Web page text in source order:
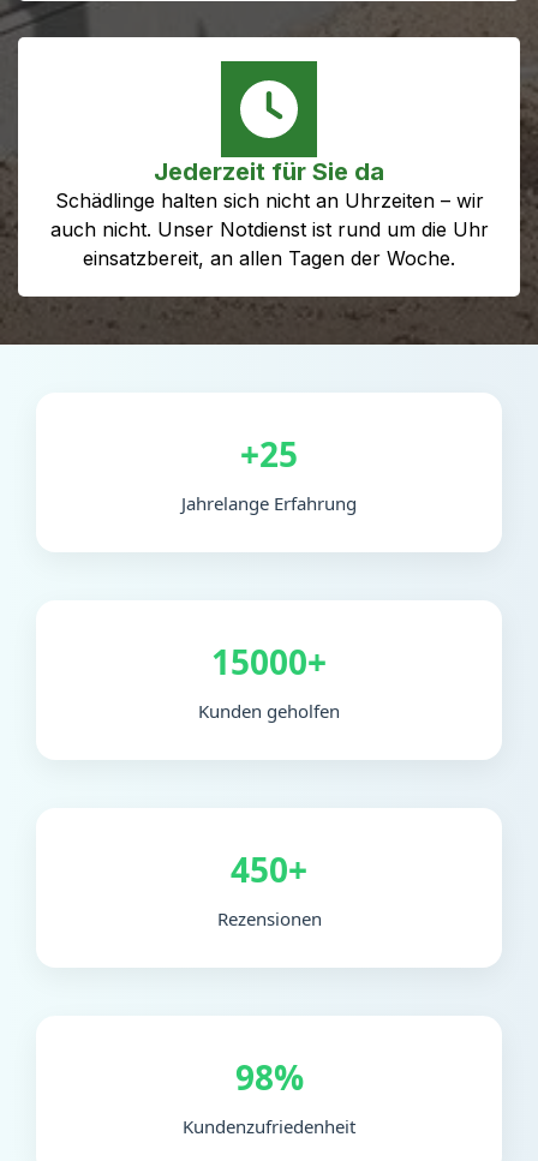
Jederzeit für Sie da
Schädlinge halten sich nicht an Uhrzeiten – wir
auch nicht. Unser Notdienst ist rund um die Uhr
einsatzbereit, an allen Tagen der Woche.
+25
Jahrelange Erfahrung
15000+
Kunden geholfen
450+
Rezensionen
98%
Kundenzufriedenheit